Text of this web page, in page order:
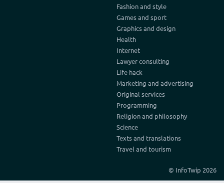
Fashion and style
Games and sport
Graphics and design
Health
Internet
Lawyer consulting
Life hack
Marketing and advertising
Original services
Programming
Religion and philosophy
Science
Texts and translations
Travel and tourism
© InfoTwip 2026